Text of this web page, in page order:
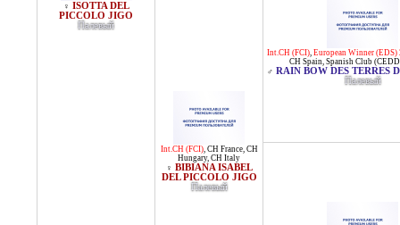
♀ ISOTTA DEL
PICCOLO JIGO
Палевый
Int.CH (FCI), CH France, CH
Hungary, CH Italy
♀ BIBIANA ISABEL
DEL PICCOLO JIGO
Палевый
Int.CH (FCI), European Winner (EDS)
CH Spain, Spanish Club
♂ RAIN BOW DES TERRES
Палевый